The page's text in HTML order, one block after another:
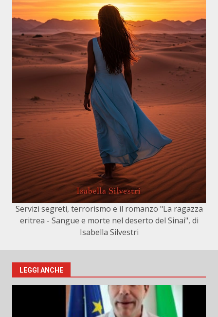
Servizi segreti, terrorismo e il romanzo "La ragazza
eritrea - Sangue e morte nel deserto del Sinai", di
Isabella Silvestri
LEGGI ANCHE